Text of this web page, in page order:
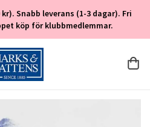
Snabb leverans (1-3 dagar). Fri
köp för klubbmedlemmar.